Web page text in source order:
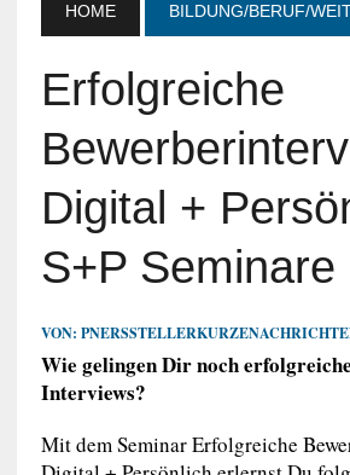
HOME BILDUNG/BERUF/
Erfolgreiche
Digital +
S+P Seminare
VON:
Wie gelingen Dir noch
Interviews?
Mit dem Seminar Erfolgreiche